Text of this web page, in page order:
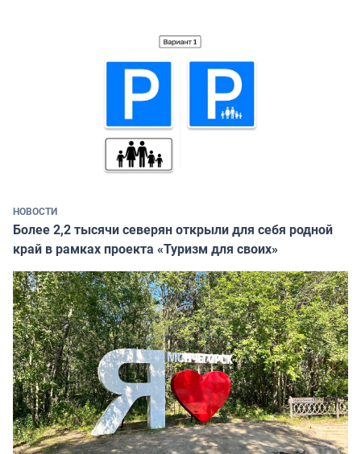
НОВОСТИ
Более 2,2 тысячи северян открыли для себя родной
край в рамках проекта «Туризм для своих»